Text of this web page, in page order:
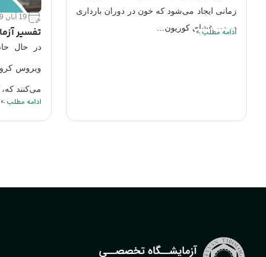
19 آبان 1399
تفسیر آزمایش کرونا Igm IgG PCR
عضلات
برای یک…
ادامه مطلب